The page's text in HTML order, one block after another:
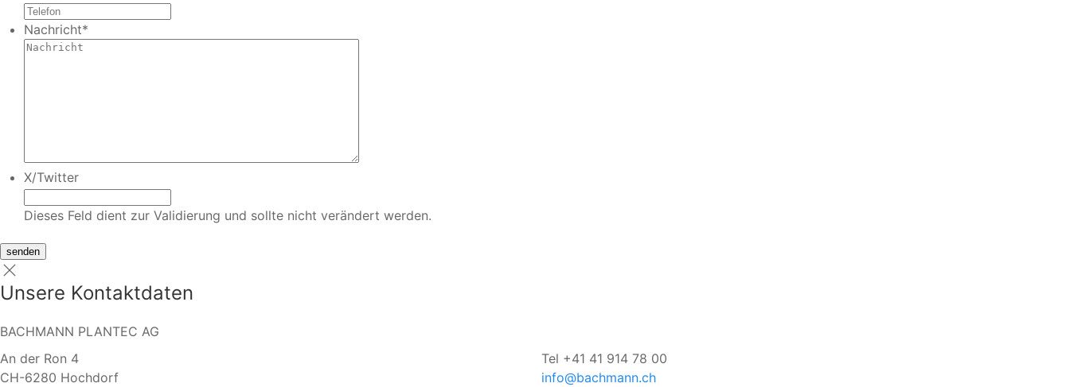
Nachricht*
X/Twitter
Dieses Feld dient zur Validierung und sollte nicht verändert werden.
Unsere Kontaktdaten
BACHMANN PLANTEC AG
An der Ron 4
CH-6280 Hochdorf
Tel +41 41 914 78 00
info@bachmann.ch